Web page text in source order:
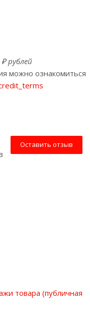
рублей
можно ознакомиться
Оставить отзыв
товара (публичная